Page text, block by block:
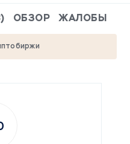
ОБЗОР ЖАЛОБЫ